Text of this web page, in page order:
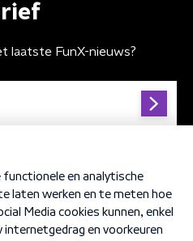
laatste FunX-nieuws?